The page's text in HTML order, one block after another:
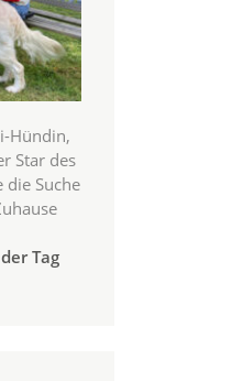
Hündin,
Star des
Suche
Tag